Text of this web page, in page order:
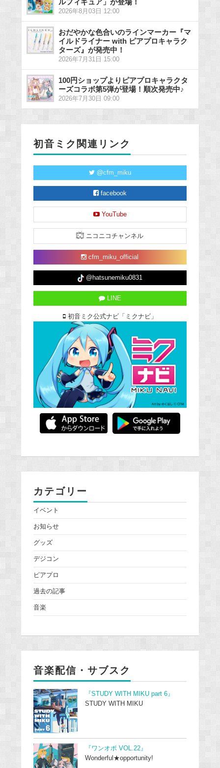
ルフィギュア」が登場！
2026年8月03日 12:00
おだやかな色合いのラインマーカー『マ
イルドライナー with ピアプロキャラク
ターズ』が発売中！
2026年7月31日 15:00
100円ショップよりピアプロキャラクタ
ーズコラボ第5弾が登場！順次発売中♪
2026年7月30日 09:00
初音ミク関連リンク
@cfm_miku
facebook
YouTube
ニコニコチャンネル
cfm_miku_official
@hatsunemiku0831
LINE
初音ミク公式ナビ「ミクナビ」
カテゴリー
イベント
お知らせ
グッズ
デジコン
ピアプロ
過去の記事
音楽
音楽配信・サブスク
『STUDY WITH MIKU part 6』
STUDY WITH MIKU
『ワンオポ VOL.22』
Wonderful★opportunity!